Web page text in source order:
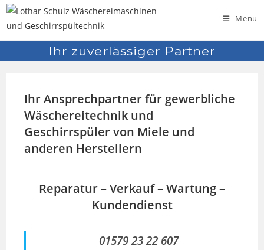
Skip
Menu
Ihr zuverlässiger Partner
Ihr Ansprechpartner für gewerbliche
Wäschereitechnik und
Geschirrspüler von Miele und
anderen Herstellern
Reparatur – Verkauf – Wartung –
Kundendienst
01579 23 22 607